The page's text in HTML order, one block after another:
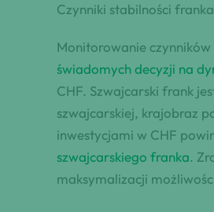
Czynniki stabilności
Monitorowanie
świadomych decyzji na
CHF. Szwajcarski frank
szwajcarskiej, krajobraz
inwestycjami w CHF
szwajcarskiego franka.
maksymalizacji